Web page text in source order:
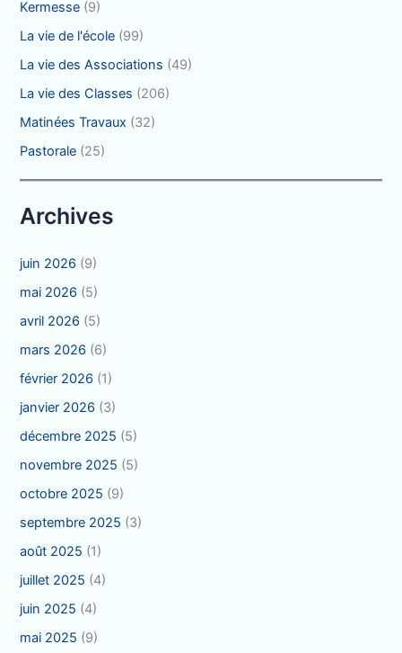
Kermesse (9)
La vie de l'école (99)
La vie des Associations (49)
La vie des Classes (206)
Matinées Travaux (32)
Pastorale (25)
Archives
juin 2026 (9)
mai 2026 (5)
avril 2026 (5)
mars 2026 (6)
février 2026 (1)
janvier 2026 (3)
décembre 2025 (5)
novembre 2025 (5)
octobre 2025 (9)
septembre 2025 (3)
août 2025 (1)
juillet 2025 (4)
juin 2025 (4)
mai 2025 (9)